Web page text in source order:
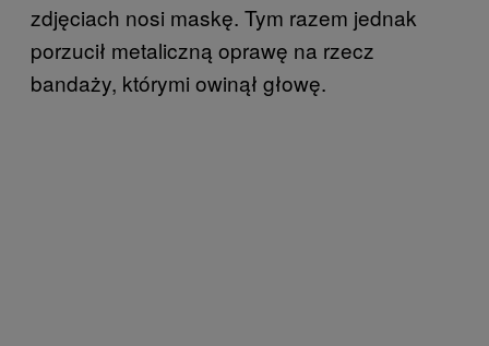
zdjęciach nosi maskę. Tym razem jednak
porzucił metaliczną oprawę na rzecz
bandaży, którymi owinął głowę.